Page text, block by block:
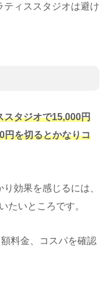
ィススタジオは避け
スタジオで15,000円
円を切るとかなりコ
効果を感じるには、
たいところです。
料金、コスパを確認